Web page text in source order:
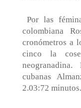
Por las
colombiana
cronómetros a
cinco la
cubanas
2.03:72 minutos.